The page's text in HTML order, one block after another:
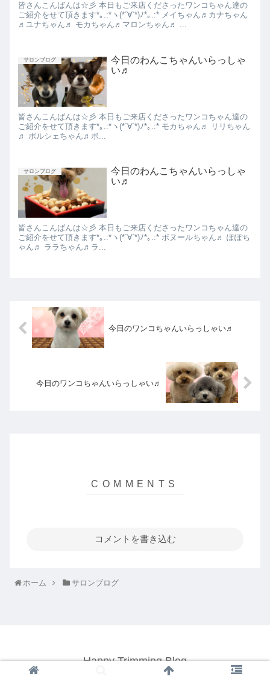
皆さんこんばんは☆彡 本日もご来店くださったワンコちゃん達の
ご紹介をせて頂きます*｡.:*ヽ(*´∀︎`*)ﾉ*｡.:* メイちゃん♬カナちゃん
♬ユナちゃん♬ モカちゃん♬マロンちゃん♬ ...
サロンブログ
今日のわんこちゃんいらっしゃ
い♬
皆さんこんばんは☆彡 本日もご来店くださったワンコちゃん達の
ご紹介をせて頂きます*｡.:*ヽ(*´∀︎`*)ﾉ*｡.:* モカちゃん♬ リリちゃん
♬ ポルシェちゃん♬ボ...
サロンブログ
今日のわんこちゃんいらっしゃ
い♬
皆さんこんばんは☆彡 本日もご来店くださったワンコちゃん達の
ご紹介をせて頂きます*｡.:*ヽ(*´∀︎`*)ﾉ*｡.:* ボヌールちゃん♬ ぽぽち
ゃん♬ ララちゃん♬ラ...
今日のワンコちゃんいらっしゃい♬
今日のワンコちゃんいらっしゃい♬
コメントを書き込む
ホーム サロンブログ
Happy Trimming Blog